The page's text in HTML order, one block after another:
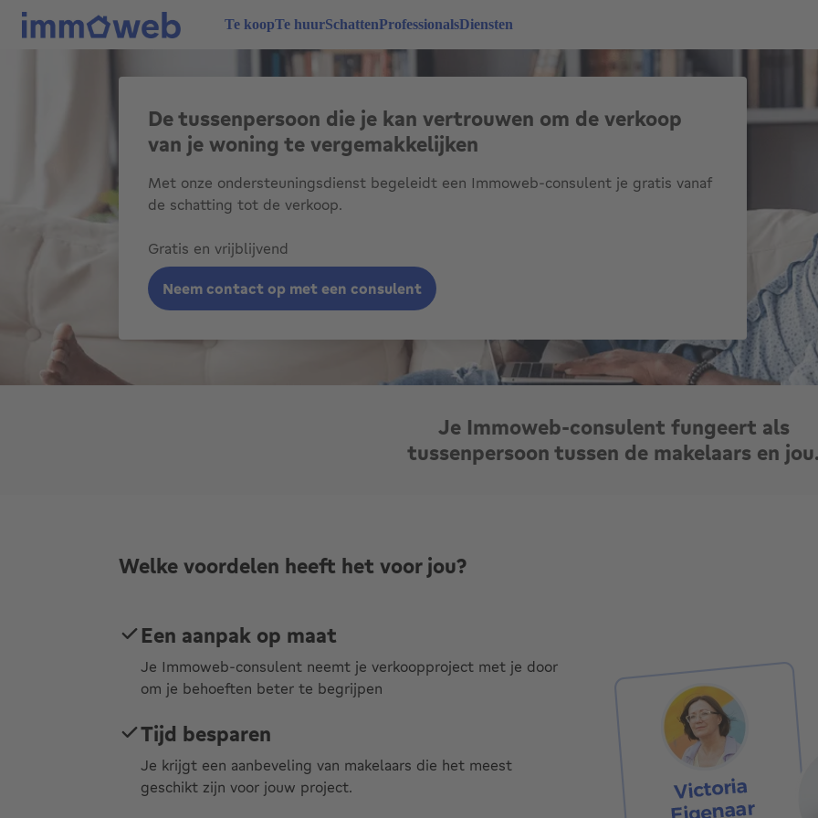
Te koopTe huurSchattenProfessionalsDiensten
De tussenpersoon die je kan vertrouwen om de verkoop
van je woning te vergemakkelijken
Met onze ondersteuningsdienst begeleidt een Immoweb-consulent je gratis vanaf
de schatting tot de verkoop.
Gratis en vrijblijvend
Neem contact op met een consulent
Je Immoweb-consulent fungeert als
tussenpersoon tussen de makelaars en
Welke voordelen heeft het voor jou?
Een aanpak op maat
Je Immoweb-consulent neemt je verkoopproject met je door
om je behoeften beter te begrijpen
Tijd besparen
Je krijgt een aanbeveling van makelaars die het meest
geschikt zijn voor jouw project.